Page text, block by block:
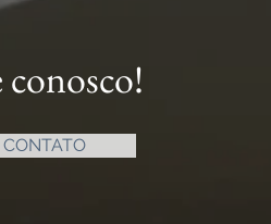
conosco!
CONTATO